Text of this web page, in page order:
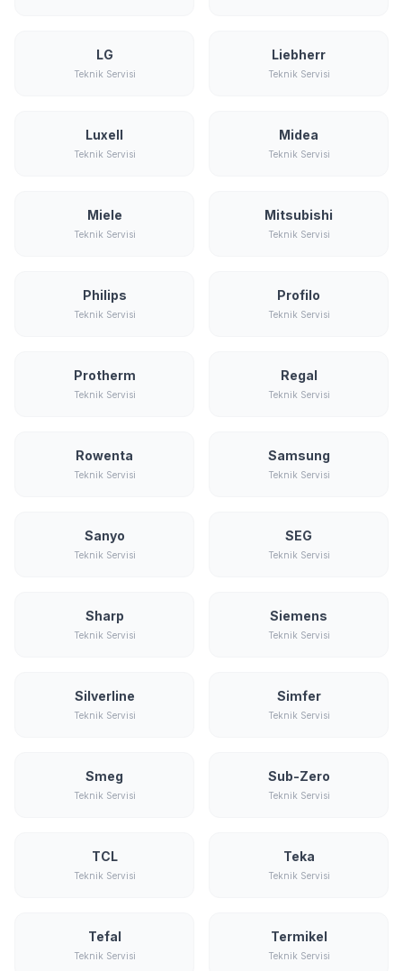
LG
Teknik Servisi
Liebherr
Teknik Servisi
Luxell
Teknik Servisi
Midea
Teknik Servisi
Miele
Teknik Servisi
Mitsubishi
Teknik Servisi
Philips
Teknik Servisi
Profilo
Teknik Servisi
Protherm
Teknik Servisi
Regal
Teknik Servisi
Rowenta
Teknik Servisi
Samsung
Teknik Servisi
Sanyo
Teknik Servisi
SEG
Teknik Servisi
Sharp
Teknik Servisi
Siemens
Teknik Servisi
Silverline
Teknik Servisi
Simfer
Teknik Servisi
Smeg
Teknik Servisi
Sub-Zero
Teknik Servisi
TCL
Teknik Servisi
Teka
Teknik Servisi
Tefal
Teknik Servisi
Termikel
Teknik Servisi